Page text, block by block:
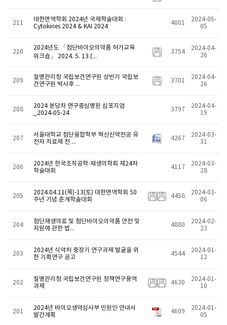
211
대한면역학회 2024년 국제학술대회 :
Cytokines 2024 & KAI 2024
4001
2024-05-
05
210
2024년도 「첨단바이오의약품 허가교육
워크숍」 2024. 5. 13.(...
3754
2024-04-
26
209
질병관리청 국립보건연구원 상반기 국립보
건연구원 박사후 ...
3701
2024-04-
26
208
2024 분당차 연구중심병원 심포지엄
_2024-05-24
3797
2024-04-
19
207
서울대학교 첨단융합학부 혁신신약전공 유
전자 치료제 전 ...
4267
2024-03-
31
206
2024년 한국조직공학·재생의학회 제24차
학술대회
4117
2024-03-
28
205
2024.04.11(목)-13(토) 대한면역학회 50
주년 기념 춘계학술대회
4458
2024-03-
06
204
첨단재생의료 및 첨단바이오의약품 안전 및
지원에 관한 법...
4880
2024-02-
23
203
2024년 식약처 중장기 연구과제 발굴을 위
한 기획연구 공고
4544
2024-01-
12
202
질병관리청 국립보건연구원 정책연구용역
과제
4630
2024-01-
10
201
2024년 바이오생약심사부 민원인 안내서
발간계획
4609
2024-01-
05